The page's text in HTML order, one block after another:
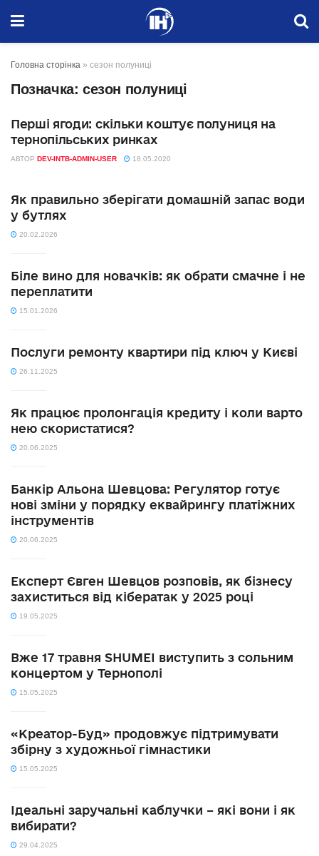
Головна сторінка » сезон полуниці
Позначка: сезон полуниці
НОВИНИ
Перші ягоди: скільки коштує полуниця на
тернопільських ринках
АВТОР DEV-INTB-ADMIN-USER 18.05.2020
Як правильно зберігати домашній запас води
у бутлях
20.02.2026
Біле вино для новачків: як обрати смачне і не
переплатити
15.01.2026
Послуги ремонту квартири під ключ у Києві
26.11.2025
Як працює пролонгація кредиту і коли варто
нею скористатися?
20.06.2025
Банкір Альона Шевцова: Регулятор готує
нові зміни у порядку еквайрингу платіжних
інструментів
20.06.2025
Експерт Євген Шевцов розповів, як бізнесу
захиститься від кібератак у 2025 році
19.05.2025
Вже 17 травня SHUMEI виступить з сольним
концертом у Тернополі
15.05.2025
«Креатор-Буд» продовжує підтримувати
збірну з художньої гімнастики
15.05.2025
Ідеальні заручальні каблучки – які вони і як
вибирати?
29.04.2025